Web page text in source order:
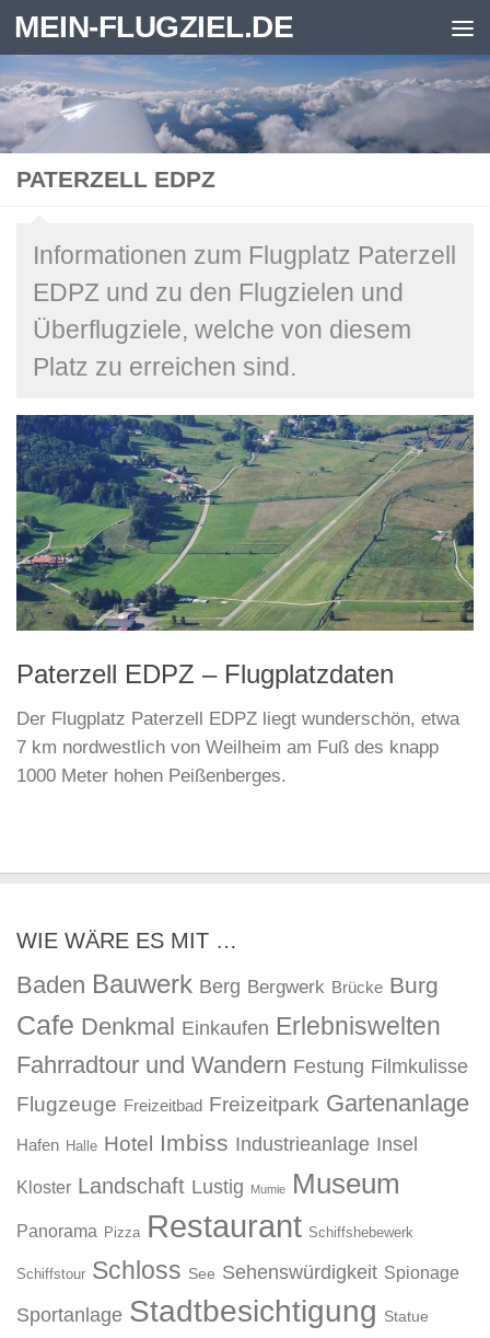
Zum Inhalt springen
MEIN-FLUGZIEL.DE
PATERZELL EDPZ
Informationen zum Flugplatz Paterzell
EDPZ und zu den Flugzielen und
Überflugziele, welche von diesem
Platz zu erreichen sind.
Paterzell EDPZ – Flugplatzdaten
Der Flugplatz Paterzell EDPZ liegt wunderschön, etwa
7 km nordwestlich von Weilheim am Fuß des knapp
1000 Meter hohen Peißenberges.
WIE WÄRE ES MIT …
Baden Bauwerk Berg Bergwerk Brücke Burg
Cafe Denkmal Einkaufen Erlebniswelten
Fahrradtour und Wandern Festung Filmkulisse
Flugzeuge Freizeitbad Freizeitpark Gartenanlage
Hafen Halle Hotel Imbiss Industrieanlage Insel
Kloster Landschaft Lustig Mumie Museum
Panorama Pizza Restaurant Schiffshebewerk
Schiffstour Schloss See Sehenswürdigkeit Spionage
Sportanlage Stadtbesichtigung Statue